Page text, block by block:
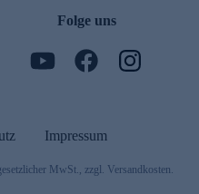
Folge uns
Impressum
MwSt., zzgl. Versandkosten.